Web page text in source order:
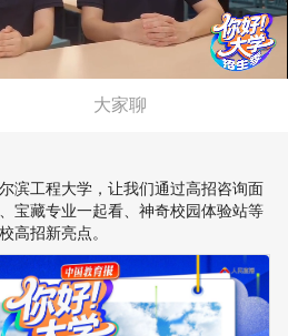
大家聊
滨工程大学，让我们通过高招咨询面
宝藏专业一起看、神奇校园体验站等
高招新亮点。